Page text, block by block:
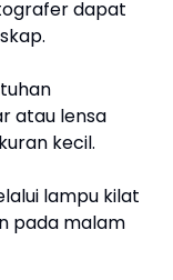
dapat
atau lensa
kecil.
lampu kilat
pada malam